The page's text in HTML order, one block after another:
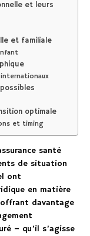
et leurs
et familiale
optimale
et timing
santé
de situation
ont
en matière
davantage
– qu’il s’agisse